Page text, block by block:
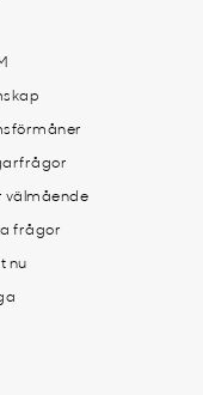
välmående
frågor
nu